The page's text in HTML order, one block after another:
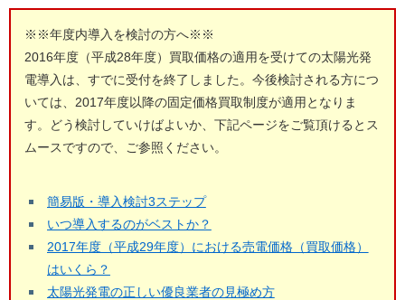
※※年度内導入を検討の方へ※※
2016年度（平成28年度）買取価格の適用を受けての太陽光発
電導入は、すでに受付を終了しました。今後検討される方につ
いては、2017年度以降の固定価格買取制度が適用となりま
す。どう検討していけばよいか、下記ページをご覧頂けるとス
ムースですので、ご参照ください。
簡易版・導入検討3ステップ
いつ導入するのがベストか？
2017年度（平成29年度）における売電価格（買取価格）
はいくら？
太陽光発電の正しい優良業者の見極め方